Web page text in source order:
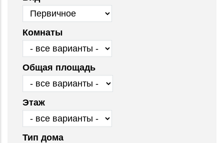
Комнаты
Общая площадь
Этаж
Тип дома